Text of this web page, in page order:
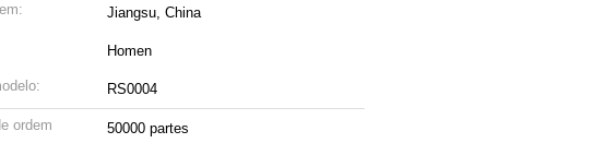
Jiangsu, China
Homen
RS0004
ordem
50000 partes